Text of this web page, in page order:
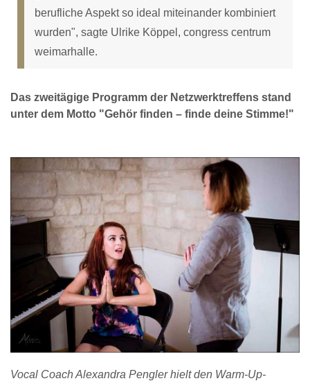
berufliche Aspekt so ideal miteinander kombiniert
wurden", sagte Ulrike Köppel, congress centrum
weimarhalle.
Das zweitägige Programm der Netzwerktreffens stand
unter dem Motto "Gehör finden – finde deine Stimme!"
Vocal Coach Alexandra Pengler hielt den Warm-Up-